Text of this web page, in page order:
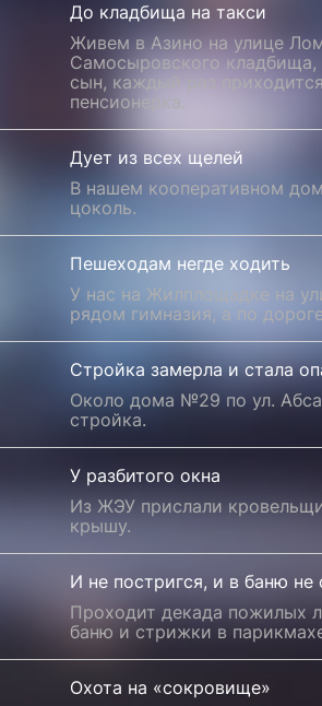
До кладбища на такси
Живем в Азино на улице
Самосыровского кладбища,
сын, каждый раз
пенсионерка.
Дует из всех щелей
В нашем кооперативном
цоколь.
Пешеходам негде ходить
У нас на Жилплощадке на
рядом гимназия, а по
Стройка замерла и стала
Около дома №29 по ул.
стройка.
У разбитого окна
Из ЖЭУ прислали
крышу.
И не постригся, и в баню не
Проходит декада пожилых
баню и стрижки в
Охота на «сокровище»